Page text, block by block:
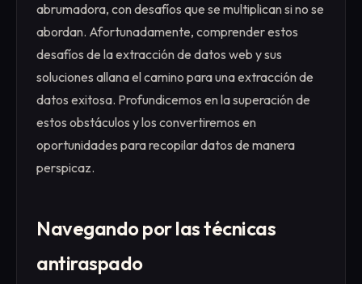
abrumadora, con desafíos que se multiplican si no se
abordan. Afortunadamente, comprender estos
desafíos de la extracción de datos web y sus
soluciones allana el camino para una extracción de
datos exitosa. Profundicemos en la superación de
estos obstáculos y los convertiremos en
oportunidades para recopilar datos de manera
perspicaz.
Navegando por las técnicas
antiraspado